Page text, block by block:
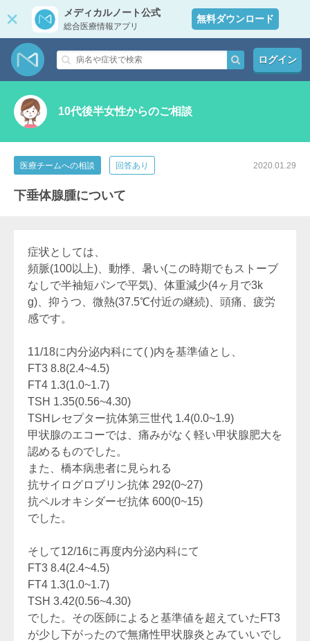
メディカルノート公式
総合医療情報アプリ
無料ダウンロード
ログイン
10代後半女性からのご相談
医療チームへの相談 回答あり 2020.01.29
下垂体腺腫について
症状としては、
頻脈(100以上)、動悸、暑い(この時期でもストーブ
なしで半袖短パンで平気)、体重減少(4ヶ月で3k
g)、抑うつ、微熱(37.5℃付近の継続)、頭痛、疲労
感です。
11/18に内分泌内科にて( )内を基準値とし、
FT3 8.8(2.4~4.5)
FT4 1.3(1.0~1.7)
TSH 1.35(0.56~4.30)
TSHレセプター抗体第三世代 1.4(0.0~1.9)
甲状腺のエコーでは、痛みがなく軽い甲状腺肥大を
認めるものでした。
また、橋本病患者に見られる
抗サイログロブリン抗体 292(0~27)
抗ペルオキシダーゼ抗体 600(0~15)
でした。
そして12/16に再度内分泌内科にて
FT3 8.4(2.4~4.5)
FT4 1.3(1.0~1.7)
TSH 3.42(0.56~4.30)
でした。その医師によると基準値を超えていたFT3
が少し下がったので無痛性甲状腺炎とみていいでし